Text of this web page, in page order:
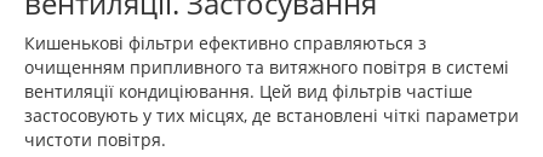
Кишенькові фільтри ефективно справляються з
очищенням припливного та витяжного повітря в системі
вентиляції кондиціювання. Цей вид фільтрів частіше
застосовують у тих місцях, де встановлені чіткі параметри
чистоти повітря.